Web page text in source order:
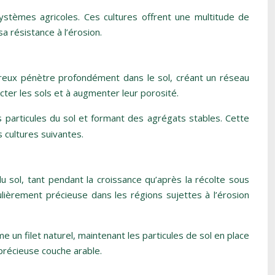
agricoles. Ces cultures offrent une multitude de
résistance à l’érosion.
pénètre profondément dans le sol, créant un réseau
les sols et à augmenter leur porosité.
particules du sol et formant des agrégats stables. Cette
cultures suivantes.
tant pendant la croissance qu’après la récolte sous
précieuse dans les régions sujettes à l’érosion
un filet naturel, maintenant les particules de sol en place
couche arable.